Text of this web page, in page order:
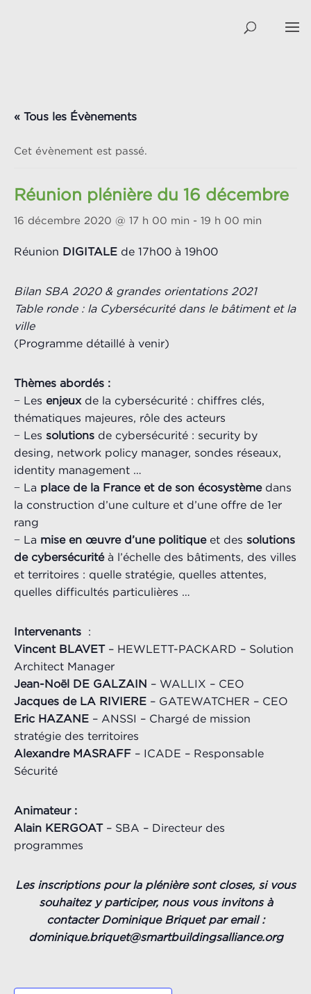
« Tous les Évènements
Cet évènement est passé.
Réunion plénière du 16 décembre
16 décembre 2020 @ 17 h 00 min - 19 h 00 min
Réunion DIGITALE de 17h00 à 19h00
Bilan SBA 2020 & grandes orientations 2021
Table ronde : la Cybersécurité dans le bâtiment et la
ville
(Programme détaillé à venir)
Thèmes abordés :
− Les enjeuxde la cybersécurité : chiffres clés,
thématiques majeures, rôle des acteurs
− Les solutions de cybersécurité : security by
desing, network policy manager, sondes réseaux,
identity management …
− La place de la France et de son écosystèmedans
la construction d’une culture et d’une offre de 1er
rang
− La mise en œuvre d’une politiqueet des solutions
de cybersécuritéà l’échelle des bâtiments, des villes
et territoires : quelle stratégie, quelles attentes,
quelles difficultés particulières …
Intervenants :
Vincent BLAVET– HEWLETT-PACKARD – Solution
Architect Manager
Jean-Noël DE GALZAIN – WALLIX – CEO
Jacques de LA RIVIERE – GATEWATCHER – CEO
Eric HAZANE – ANSSI – Chargé de mission
stratégie des territoires
Alexandre MASRAFF – ICADE – Responsable
Sécurité
Animateur :
Alain KERGOAT– SBA – Directeur des
programmes
Les inscriptions pour la plénière sont closes, si vous
souhaitez y participer, nous vous invitons à
contacter Dominique Briquet par email :
dominique.briquet@smartbuildingsalliance.org